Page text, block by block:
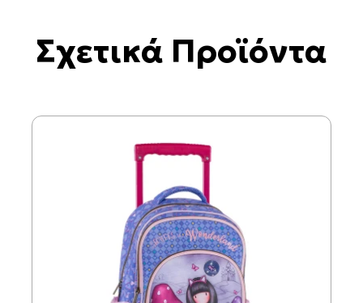
Σχετικά Προϊόντα